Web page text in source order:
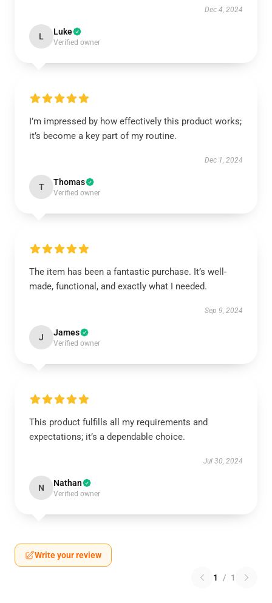
Dec 4, 2024
L Luke
Verified owner
I’m impressed by how effectively this product works;
it’s become a key part of my routine.
Dec 1, 2024
T Thomas
Verified owner
The item has been a fantastic purchase. It’s well-
made, functional, and exactly what I needed.
Sep 9, 2024
J James
Verified owner
This product fulfills all my requirements and
expectations; it’s a dependable choice.
Jul 30, 2024
N Nathan
Verified owner
Write your review
1 / 1